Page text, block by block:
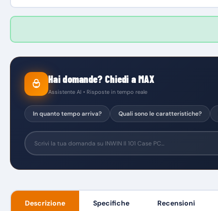
Hai domande? Chiedi a MAX
Assistente AI • Risposte in tempo reale
In quanto tempo arriva? Quali sono le caratteristiche?
Descrizione Specifiche Recensioni